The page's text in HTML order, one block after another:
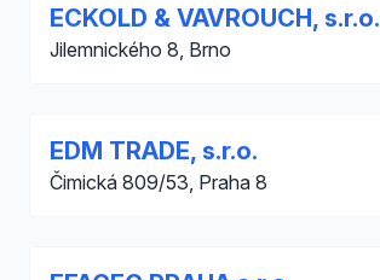
ECKOLD & VAVROUCH, s.r.o.
Jilemnického 8, Brno
EDM TRADE, s.r.o.
Čimická 809/53, Praha 8